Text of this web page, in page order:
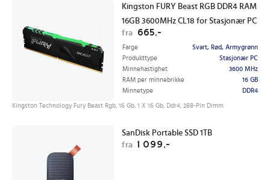
Kingston FURY Beast RGB DDR4 RAM
16GB 3600MHz CL18 for Stasjonær PC
fra
665,-
Farge
Svart, Rød, Armygrønn
Produkttype
Stasjonær PC
Minnehastighet
3600 MHz
RAM per minnebrikke
16 GB
Minnetype
DDR4
Kingston Technology Fury Beast Rgb, 16 Gb, 1 X 16 Gb, Ddr4, 288-Pin Dimm
SanDisk Portable SSD 1TB
fra 1 099,-